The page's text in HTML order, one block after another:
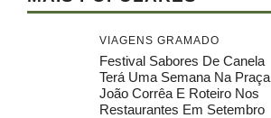
VIAGENS GRAMADO
Festival Sabores De Canela
Terá Uma Semana Na Praça
João Corrêa E Roteiro Nos
Restaurantes Em Setembro